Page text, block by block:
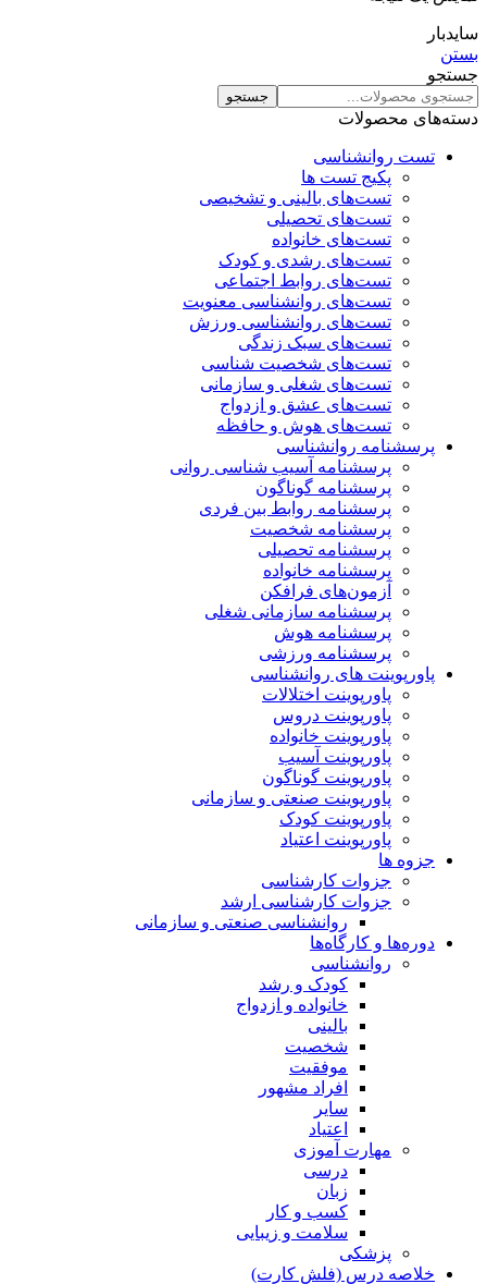
سایدبار
بستن
جستجو
جستجو
دسته‌های محصولات
تست روانشناسی
پکیج تست ها
تست‌های بالینی و تشخیصی
تست‌های تحصیلی
تست‌های خانواده
تست‌های رشدی و کودک
تست‌های روابط اجتماعی
تست‌های روانشناسی معنویت
تست‌های روانشناسی ورزش
تست‌های سبک زندگی
تست‌های شخصیت شناسی
تست‌های شغلی و سازمانی
تست‌های عشق و ازدواج
تست‌های هوش و حافظه
پرسشنامه روانشناسی
پرسشنامه آسیب شناسی روانی
پرسشنامه گوناگون
پرسشنامه روابط بین فردی
پرسشنامه شخصیت
پرسشنامه تحصیلی
پرسشنامه خانواده
آزمون‌های فرافکن
پرسشنامه سازمانی شغلی
پرسشنامه هوش
پرسشنامه ورزشی
پاورپوینت های روانشناسی
پاورپوینت اختلالات
پاورپوینت دروس
پاورپوینت خانواده
پاورپوینت آسیب
پاورپوینت گوناگون
پاورپوینت صنعتی و سازمانی
پاورپوینت کودک
پاورپوینت اعتیاد
جزوه ها
جزوات کارشناسی
جزوات کارشناسی ارشد
روانشناسی صنعتی و سازمانی
دوره‌ها و کارگاه‌ها
روانشناسی
کودک و رشد
خانواده و ازدواج
بالینی
شخصیت
موفقیت
افراد مشهور
سایر
اعتیاد
مهارت آموزی
درسی
زبان
کسب و کار
سلامت و زیبایی
پزشکی
خلاصه درس (فلش کارت)